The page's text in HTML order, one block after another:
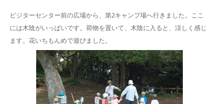
ビジターセンター前の広場から、第2キャンプ場へ行きました。ここ
には木陰がいっぱいです。荷物を置いて、木陰に入ると、涼しく感じ
ます。花いちもんめで遊びました。